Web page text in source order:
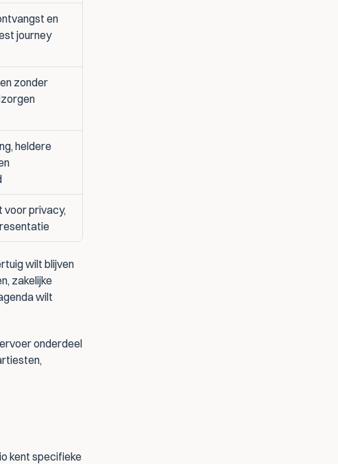
en
journey
zonder
heldere
voor privacy,
wilt blijven
zakelijke
wilt
onderdeel
kent specifieke